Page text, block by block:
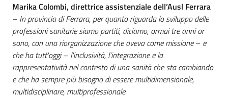
Marika Colombi, direttrice assistenziale dell’Ausl Ferrara
– In provincia di Ferrara, per quanto riguarda lo sviluppo delle
professioni sanitarie siamo partiti, diciamo, ormai tre anni or
sono, con una riorganizzazione che aveva come missione– e
che ha tutt'oggi– l'inclusività, l'integrazione e la
rappresentatività nel contesto di una sanità che sta cambiando
e che ha sempre più bisogno di essere multidimensionale,
multidisciplinare, multiprofessionale.